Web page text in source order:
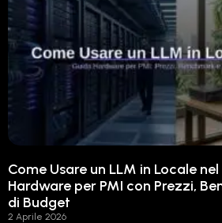
Come Usare un LLM in Locale
Hardware per PMI con Prezzi,
di Budget
2 Aprile 2026